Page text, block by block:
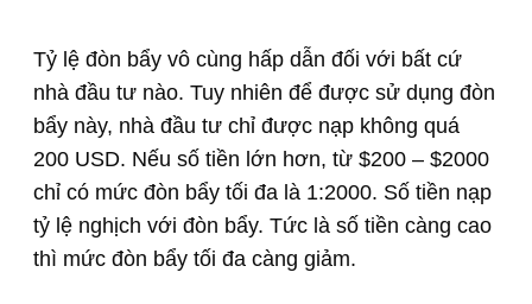
Tỷ lệ đòn bẩy vô cùng hấp dẫn đối với bất cứ
nhà đầu tư nào. Tuy nhiên để được sử dụng đòn
bẩy này, nhà đầu tư chỉ được nạp không quá
200 USD. Nếu số tiền lớn hơn, từ $200 – $2000
chỉ có mức đòn bẩy tối đa là 1:2000. Số tiền nạp
tỷ lệ nghịch với đòn bẩy. Tức là số tiền càng cao
thì mức đòn bẩy tối đa càng giảm.